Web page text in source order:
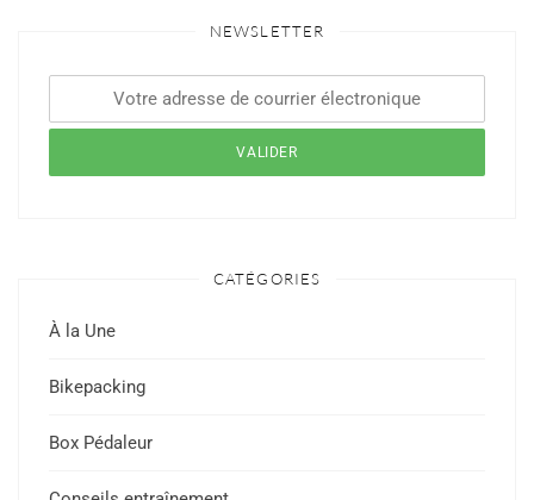
NEWSLETTER
CATÉGORIES
À la Une
Bikepacking
Box Pédaleur